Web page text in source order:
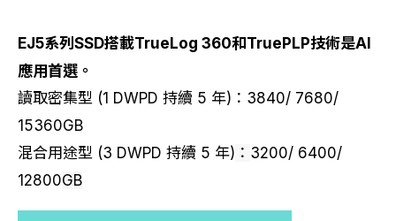
EJ5系列SSD搭載TrueLog 360和TruePLP技術是AI
應用首選。
讀取密集型 (1 DWPD 持續 5 年)：3840/ 7680/
15360GB
混合用途型 (3 DWPD 持續 5 年) ： 3200/ 6400/
12800GB